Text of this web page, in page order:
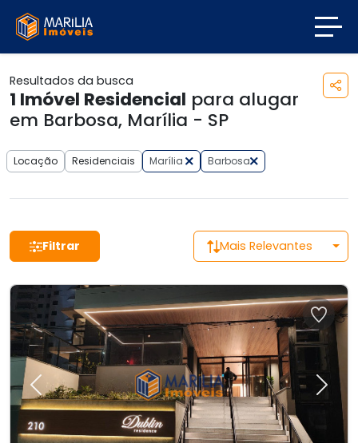
Resultados da busca
1 Imóvel Residencial para alugar
em Barbosa, Marília - SP
Locação Residenciais Marília Barbosa
Filtrar Mais Relevantes
Previous Next